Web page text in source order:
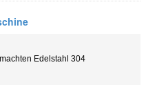
Edelstahl 304